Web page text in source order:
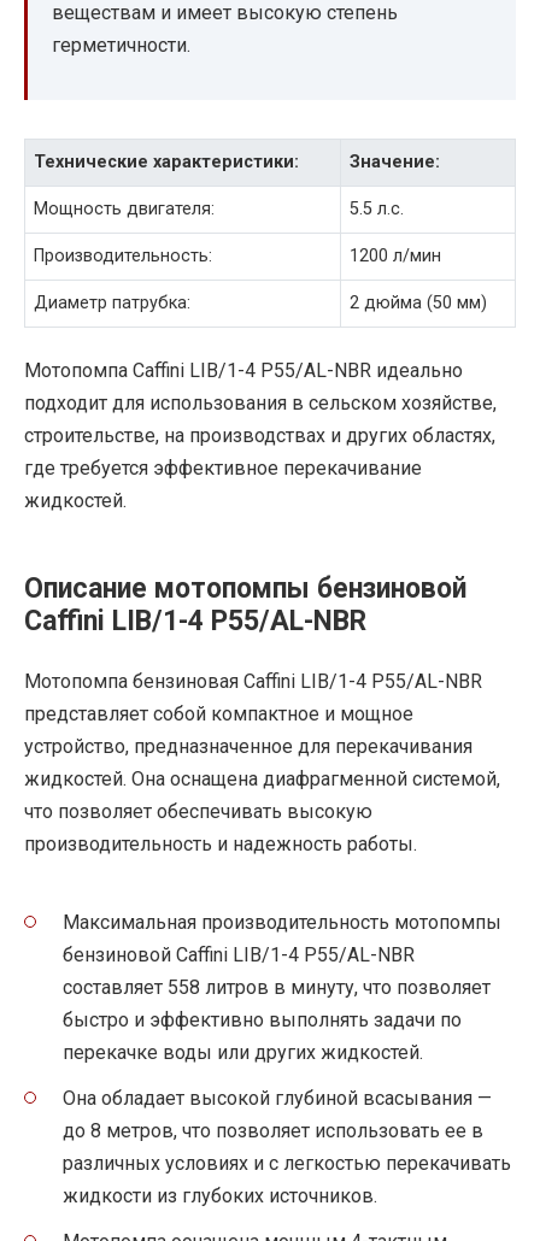
веществам и имеет высокую степень
герметичности.
Технические характеристики: Значение:
Мощность двигателя: 5.5 л.с.
Производительность: 1200 л/мин
Диаметр патрубка: 2 дюйма (50 мм)
Мотопомпа Caffini LIB/1-4 P55/AL-NBR идеально
подходит для использования в сельском хозяйстве,
строительстве, на производствах и других областях,
где требуется эффективное перекачивание
жидкостей.
Описание мотопомпы бензиновой
Caffini LIB/1-4 P55/AL-NBR
Мотопомпа бензиновая Caffini LIB/1-4 P55/AL-NBR
представляет собой компактное и мощное
устройство, предназначенное для перекачивания
жидкостей. Она оснащена диафрагменной системой,
что позволяет обеспечивать высокую
производительность и надежность работы.
Максимальная производительность мотопомпы
бензиновой Caffini LIB/1-4 P55/AL-NBR
составляет 558 литров в минуту, что позволяет
быстро и эффективно выполнять задачи по
перекачке воды или других жидкостей.
Она обладает высокой глубиной всасывания —
до 8 метров, что позволяет использовать ее в
различных условиях и с легкостью перекачивать
жидкости из глубоких источников.